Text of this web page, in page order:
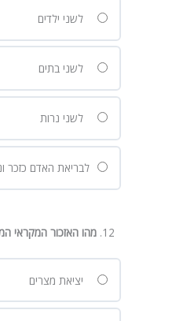
לשני ילדים
לשני בתים
לשני נרות
לבריאת האדם כזכר
מהו האזכור המקראי
יציאת מצרים